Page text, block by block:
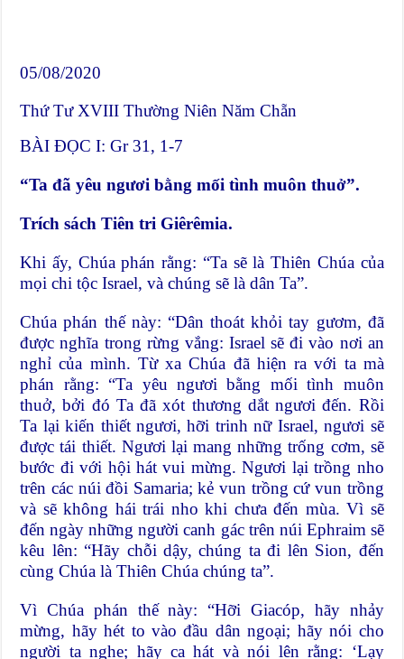
05/08/2020
Thứ Tư XVIII Thường Niên Năm Chẵn
BÀI ĐỌC I: Gr 31, 1-7
“Ta đã yêu ngươi bằng mối tình muôn thuở”.
Trích sách Tiên tri Giêrêmia.
Khi ấy, Chúa phán rằng: “Ta sẽ là Thiên Chúa của
mọi chi tộc Israel, và chúng sẽ là dân Ta”.
Chúa phán thế này: “Dân thoát khỏi tay gươm, đã
được nghĩa trong rừng vắng: Israel sẽ đi vào nơi an
nghỉ của mình. Từ xa Chúa đã hiện ra với ta mà
phán rằng: “Ta yêu ngươi bằng mối tình muôn
thuở, bởi đó Ta đã xót thương dắt ngươi đến. Rồi
Ta lại kiến thiết ngươi, hỡi trinh nữ Israel, ngươi sẽ
được tái thiết. Ngươi lại mang những trống cơm, sẽ
bước đi với hội hát vui mừng. Ngươi lại trồng nho
trên các núi đồi Samaria; kẻ vun trồng cứ vun trồng
và sẽ không hái trái nho khi chưa đến mùa. Vì sẽ
đến ngày những người canh gác trên núi Ephraim sẽ
kêu lên: “Hãy chỗi dậy, chúng ta đi lên Sion, đến
cùng Chúa là Thiên Chúa chúng ta”.
Vì Chúa phán thế này: “Hỡi Giacóp, hãy nhảy
mừng, hãy hét to vào đầu dân ngoại; hãy nói cho
người ta nghe; hãy ca hát và nói lên rằng: ‘Lạy